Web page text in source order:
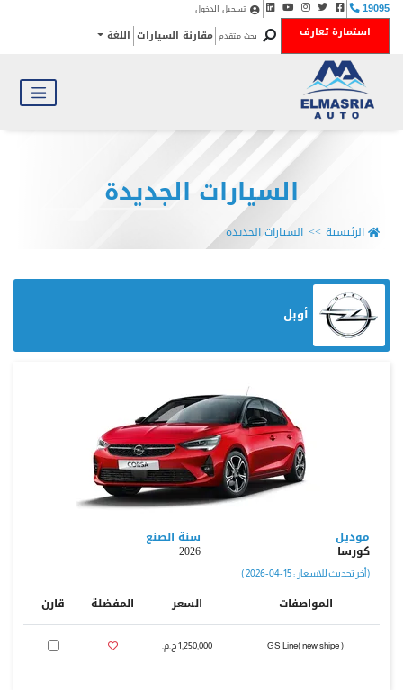
19095 تسجيل الدخول
استمارة تعارف بحث متقدم مقارنة السيارات اللغة
السيارات الجديدة
الرئيسية السيارات الجديدة
أوبل
موديل
كورسا
سنة الصنع
2026
( أخر تحديث للاسعار : 15-04-2026 )
المواصفات
GS Line( new shipe )
السعر
1,250,000 ج.م.‏
المفضلة قارن